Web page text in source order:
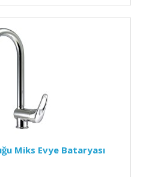
Miks Evye Bataryası